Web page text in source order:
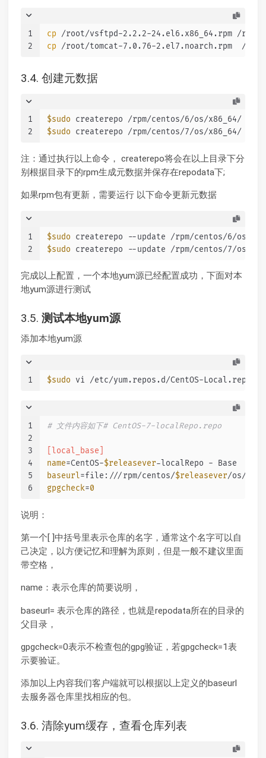
1
2
cp /root/vsftpd-2.2.2-24.el6.x86_64.rpm /rpm/
cp /root/tomcat-7.0.76-2.el7.noarch.rpm  /rpm/
3.4. 创建元数据
1
2
$sudo createrepo /rpm/centos/6/os/x86_64/
$sudo createrepo /rpm/centos/7/os/x86_64/
注：通过执行以上命令， createrepo将会在以上目录下分
别根据目录下的rpm生成元数据并保存在repodata下;
如果rpm包有更新，需要运行 以下命令更新元数据
1
2
$sudo createrepo --update /rpm/centos/6/os/
$sudo createrepo --update /rpm/centos/7/os/
完成以上配置，一个本地yum源已经配置成功，下面对本
地yum源进行测试
3.5. 测试本地yum源
添加本地yum源
1 $sudo vi /etc/yum.repos.d/CentOS-Local.repo
1
2
3
4
5
6
# 文件内容如下# CentOS-7-localRepo.repo
[local_base]
name=CentOS-$releasever-localRepo - Base
baseurl=file:///rpm/centos/$releasever/os/
gpgcheck=0
说明：
第一个[ ]中括号里表示仓库的名字，通常这个名字可以自
己决定，以方便记忆和理解为原则，但是一般不建议里面
带空格，
name：表示仓库的简要说明，
baseurl= 表示仓库的路径，也就是repodata所在的目录的
父目录，
gpgcheck=0表示不检查包的gpg验证，若gpgcheck=1表
示要验证。
添加以上内容我们客户端就可以根据以上定义的baseurl
去服务器仓库里找相应的包。
3.6. 清除yum缓存，查看仓库列表